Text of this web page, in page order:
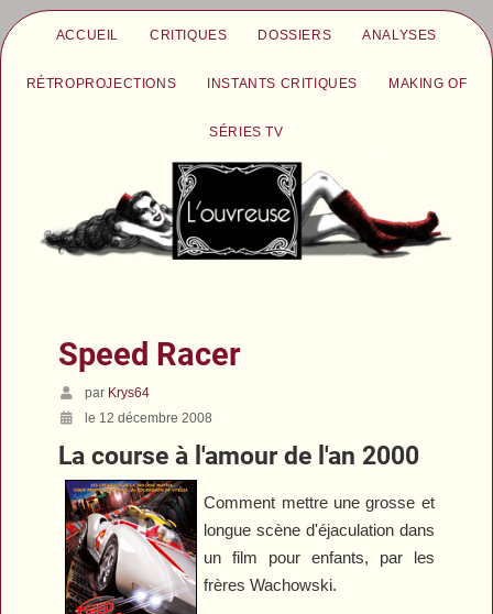
ACCUEIL CRITIQUES DOSSIERS ANALYSES
RÉTROPROJECTIONS INSTANTS CRITIQUES MAKING OF
SÉRIES TV
Speed Racer
par Krys64
le 12 décembre 2008
La course à l'amour de l'an 2000
Comment mettre une grosse et
longue scène d'éjaculation dans
un film pour enfants, par les
frères Wachowski.